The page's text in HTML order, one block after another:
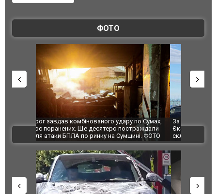
ФОТО
За 2000 кілометрів від кордону з Україною: в
Єкатеринбурзі після атаки дронів загорівся
склад Wildberries. ФОТО. ВІДЕО
"Мої
ВІДЕО